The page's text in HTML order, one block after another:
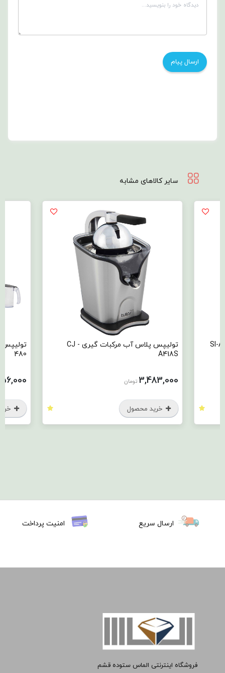
سایر کالاهای مشابه
تولیپس پلاس آب مرکبات گیری CJ -
A418S
3,483,000 تومان
خرید محصول
480
ارسال سریع امنیت پرداخت
فروشگاه اینترنتی الماس ستوده قشم